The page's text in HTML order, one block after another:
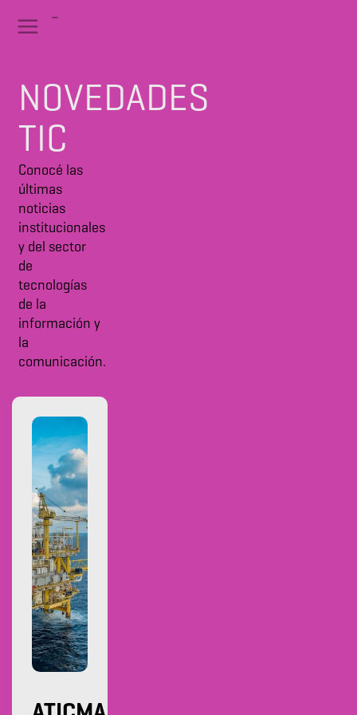
NOVEDADES
TIC
Conocé las
últimas
noticias
institucionales
y del sector
de
tecnologías
de la
información y
la
comunicación.